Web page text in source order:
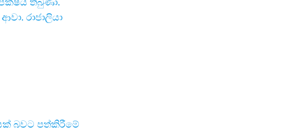
රාජාලියා
බවට පත්කිරීමේ